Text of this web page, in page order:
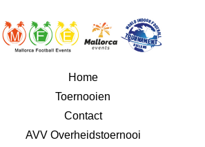
Home
Toernooien
Contact
AVV Overheidstoernooi